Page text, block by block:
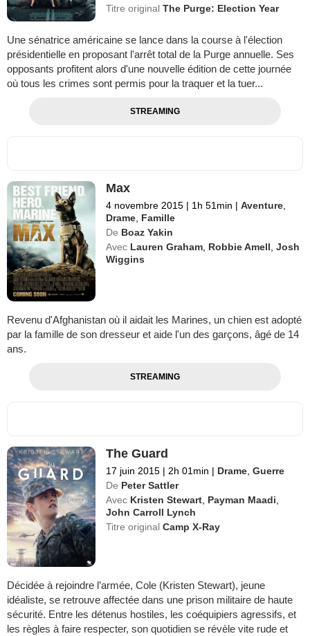
Titre originalThe Purge: Election Year
Une sénatrice américaine se lance dans la course à l'élection
présidentielle en proposant l'arrêt total de la Purge annuelle. Ses
opposants profitent alors d'une nouvelle édition de cette journée
où tous les crimes sont permis pour la traquer et la tuer...
STREAMING
Max
4 novembre 2015 | 1h 51min | Aventure
Drame Famille
De Boaz Yakin
Avec Lauren Graham Robbie Amell ,Josh
Wiggins
Revenu d'Afghanistan où il aidait les Marines, un chien est adopté
par la famille de son dresseur et aide l'un des garçons, âgé de 14
ans.
STREAMING
The Guard
17 juin 2015 | 2h 01min | Drame ,Guerre
De Peter Sattler
Avec Kristen Stewart Payman Maadi
John Carroll Lynch
Titre originalCamp X-Ray
Décidée à rejoindre l’armée, Cole (Kristen Stewart), jeune
idéaliste, se retrouve affectée dans une prison militaire de haute
sécurité. Entre les détenus hostiles, les coéquipiers agressifs, et
les règles à faire respecter, son quotidien se révèle vite rude et